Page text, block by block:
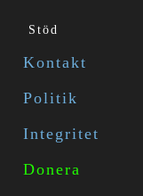
Stöd
Kontakt
Politik
Integritet
Donera